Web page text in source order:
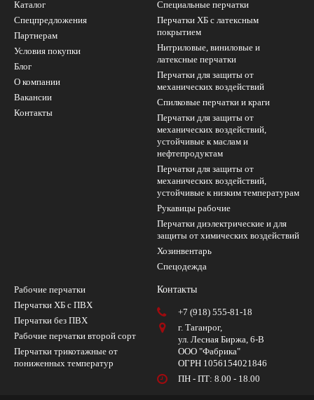
Каталог
Спецпредложения
Партнерам
Условия покупки
Блог
О компании
Вакансии
Контакты
Специальные перчатки
Перчатки ХБ с латексным
покрытием
Нитриловые, виниловые и
латексные перчатки
Перчатки для защиты от
механических воздействий
Cпилковые перчатки и краги
Перчатки для защиты от
механических воздействий,
устойчивые к маслам и
нефтепродуктам
Перчатки для защиты от
механических воздействий,
устойчивые к низким температурам
Рукавицы рабочие
Перчатки диэлектрические и для
защиты от химических воздействий
Хозинвентарь
Спецодежда
Рабочие перчатки
Перчатки ХБ с ПВХ
Перчатки без ПВХ
Рабочие перчатки второй сорт
Перчатки трикотажные от
пониженных температур
Контакты
+7 (918) 555-81-18
г. Таганрог,
ул. Лесная Биржа, 6-В
ООО "Фабрика"
ОГРН 1056154021846
ПН - ПТ: 8.00 - 18.00